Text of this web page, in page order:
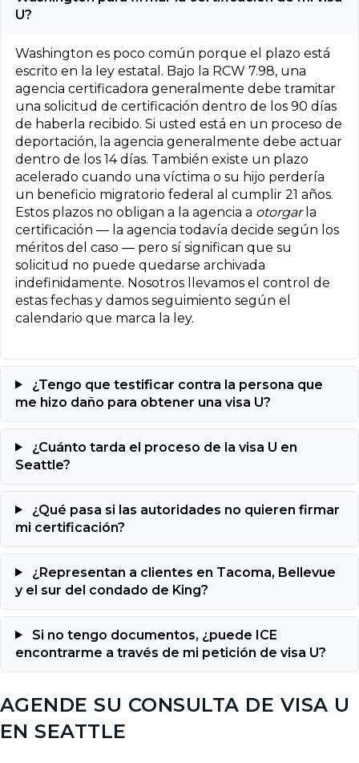
U?
Washington es poco común porque el plazo está
escrito en la ley estatal. Bajo la RCW 7.98, una
agencia certificadora generalmente debe tramitar
una solicitud de certificación dentro de los 90 días
de haberla recibido. Si usted está en un proceso de
deportación, la agencia generalmente debe actuar
dentro de los 14 días. También existe un plazo
acelerado cuando una víctima o su hijo perdería
un beneficio migratorio federal al cumplir 21 años.
Estos plazos no obligan a la agencia a otorgarla
certificación — la agencia todavía decide según los
méritos del caso — pero sí significan que su
solicitud no puede quedarse archivada
indefinidamente. Nosotros llevamos el control de
estas fechas y damos seguimiento según el
calendario que marca la ley.
¿Tengo que testificar contra la persona que
me hizo daño para obtener una visa U?
¿Cuánto tarda el proceso de la visa U en
Seattle?
¿Qué pasa si las autoridades no quieren firmar
mi certificación?
¿Representan a clientes en Tacoma, Bellevue
y el sur del condado de King?
Si no tengo documentos, ¿puede ICE
encontrarme a través de mi petición de visa U?
AGENDE SU CONSULTA DE VISA U
EN SEATTLE